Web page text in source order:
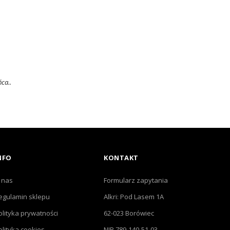
nas
sklepu
prywatności
KONTAKT
Formularz zapytania
Alkri: Pod Lasem 1A
62-023 Borówiec